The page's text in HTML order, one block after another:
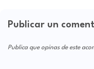
Publicar un
Publica que opinas de este